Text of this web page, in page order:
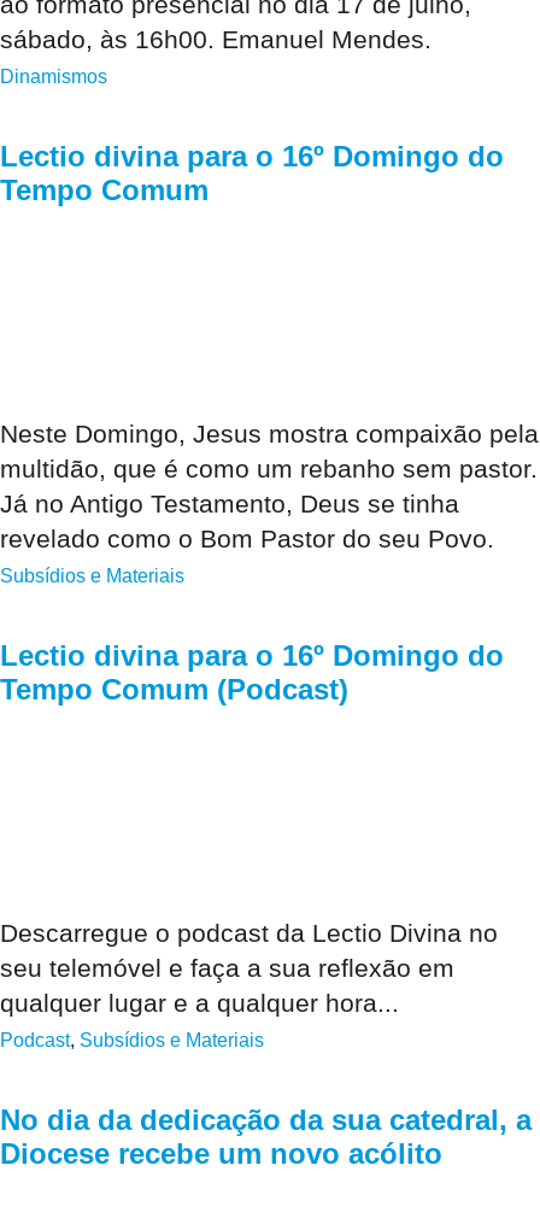
sábado, às 16h00. Emanuel Mendes.
Dinamismos
Lectio divina para o 16º Domingo do
Tempo Comum
Neste Domingo, Jesus mostra compaixão pela
multidão, que é como um rebanho sem pastor.
Já no Antigo Testamento, Deus se tinha
revelado como o Bom Pastor do seu Povo.
Subsídios e Materiais
Lectio divina para o 16º Domingo do
Tempo Comum (Podcast)
Descarregue o podcast da Lectio Divina no
seu telemóvel e faça a sua reflexão em
qualquer lugar e a qualquer hora...
Podcast, Subsídios e Materiais
No dia da dedicação da sua catedral, a
Diocese recebe um novo acólito